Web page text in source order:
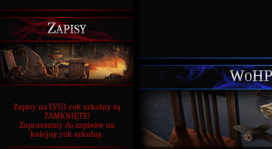
Zapisy
Zapisy na LVIII rok szkolny są
ZAMKNIĘTE!
Zapraszamy do zapisów na
kolejny rok szkolny.